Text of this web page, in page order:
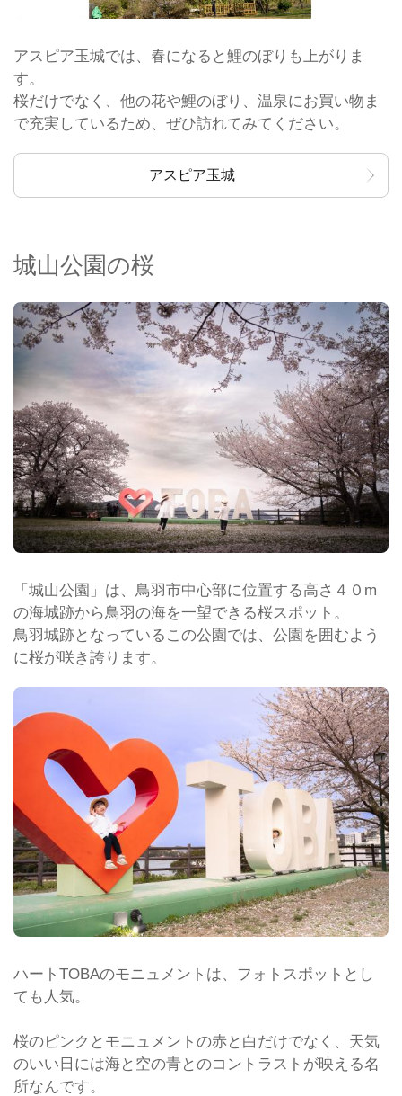
アスピア玉城では、春になると鯉のぼりも上がりま
す。
桜だけでなく、他の花や鯉のぼり、温泉にお買い物ま
で充実しているため、ぜひ訪れてみてください。
アスピア玉城
城山公園の桜
「城山公園」は、鳥羽市中心部に位置する高さ４０m
の海城跡から鳥羽の海を一望できる桜スポット。
鳥羽城跡となっているこの公園では、公園を囲むよう
に桜が咲き誇ります。
ハートTOBAのモニュメントは、フォトスポットとし
ても人気。
桜のピンクとモニュメントの赤と白だけでなく、天気
のいい日には海と空の青とのコントラストが映える名
所なんです。